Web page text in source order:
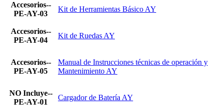
Accesorios--
PE-AY-03
Kit de Herramientas Básico AY
Accesorios--
PE-AY-04
Kit de Ruedas AY
Accesorios--
PE-AY-05
Manual de Instrucciones técnicas de operación y
Mantenimiento AY
NO Incluye--
PE-AY-01
Cargador de Batería AY